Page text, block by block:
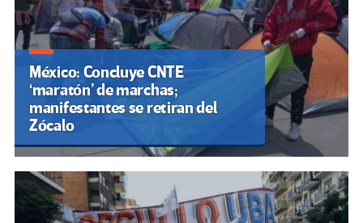
México: Concluye CNTE
‘maratón’ de marchas;
manifestantes se retiran del
Zócalo